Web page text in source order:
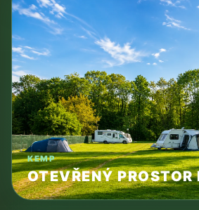
KEMP
OTEVŘENÝ PROSTOR